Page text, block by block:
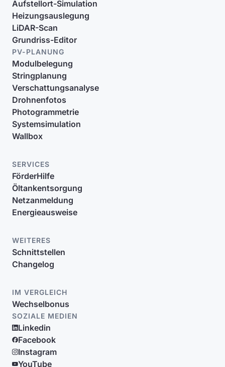
Aufstellort-Simulation
Heizungsauslegung
LiDAR-Scan
Grundriss-Editor
PV-PLANUNG
Modulbelegung
Stringplanung
Verschattungsanalyse
Drohnenfotos
Photogrammetrie
Systemsimulation
Wallbox
SERVICES
FörderHilfe
Öltankentsorgung
Netzanmeldung
Energieausweise
WEITERES
Schnittstellen
Changelog
IM VERGLEICH
Wechselbonus
SOZIALE MEDIEN
Linkedin
Facebook
Instagram
YouTube